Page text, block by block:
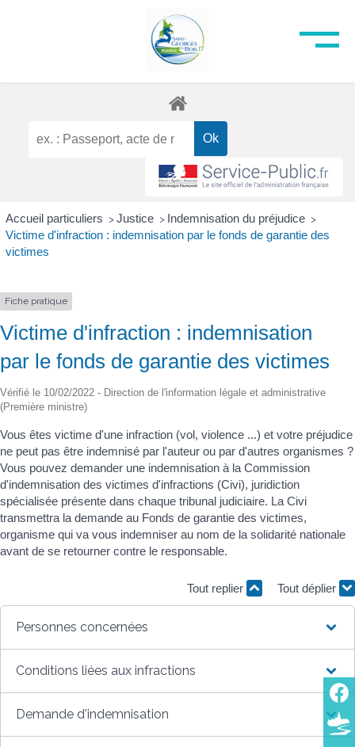
Accueil particuliers > Justice > Indemnisation du préjudice >
Victime d'infraction : indemnisation par le fonds de garantie des
victimes
Fiche pratique
Victime d'infraction : indemnisation
par le fonds de garantie des victimes
Vérifié le 10/02/2022 - Direction de l'information légale et administrative
(Première ministre)
Vous êtes victime d'une infraction (vol, violence ...) et votre préjudice
ne peut pas être indemnisé par l'auteur ou par d'autres organismes ?
Vous pouvez demander une indemnisation à la Commission
d'indemnisation des victimes d'infractions (Civi), juridiction
spécialisée présente dans chaque tribunal judiciaire. La Civi
transmettra la demande au Fonds de garantie des victimes,
organisme qui va vous indemniser au nom de la solidarité nationale
avant de se retourner contre le responsable.
Tout replier Tout déplier
Personnes concernées
Conditions liées aux infractions
Demande d'indemnisation